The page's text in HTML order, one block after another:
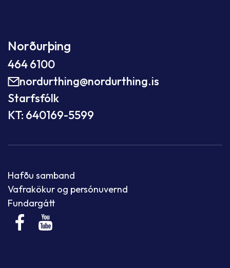
Norðurþing
464 6100
nordurthing@nordurthing.is
Starfsfólk
KT: 640169-5599
Hafðu samband
Vafrakökur og persónuvernd
Fundargátt